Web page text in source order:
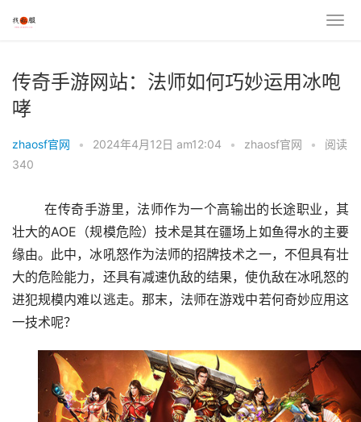
传奇手游网站：法师如何巧妙运用冰咆
哮
zhaosf官网 • 2024年4月12日 am12:04 • zhaosf官网 •
阅读
340
	在传奇手游里，法师作为一个高输出的长途职业，其
壮大的AOE（规模危险）技术是其在疆场上如鱼得水的主要
缘由。此中，冰吼怒作为法师的招牌技术之一，不但具有壮
大的危险能力，还具有减速仇敌的结果，使仇敌在冰吼怒的
进犯规模内难以逃走。那末，法师在游戏中若何奇妙应用这
一技术呢？